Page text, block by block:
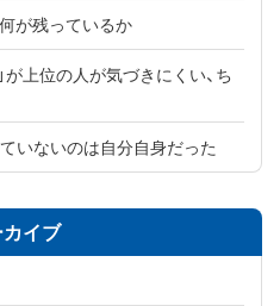
何が残っているか
上位の人が気づきにくい、ち
いないのは自分自身だった
イブ